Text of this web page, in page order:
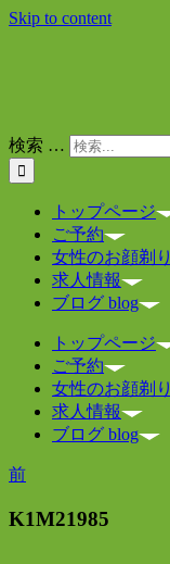
Skip to content
検索 …
トップページ
ご予約
女性のお顔剃り
求人情報
ブログ blog
トップページ
ご予約
女性のお顔剃り
求人情報
ブログ blog
前
K1M21985